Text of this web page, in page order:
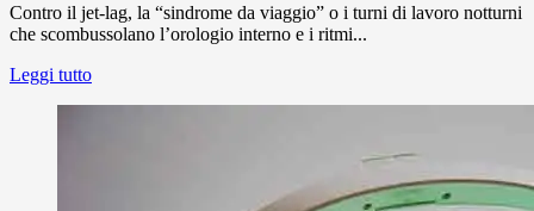
Contro il jet-lag, la “sindrome da viaggio” o i turni di lavoro notturni
che scombussolano l’orologio interno e i ritmi...
Leggi tutto